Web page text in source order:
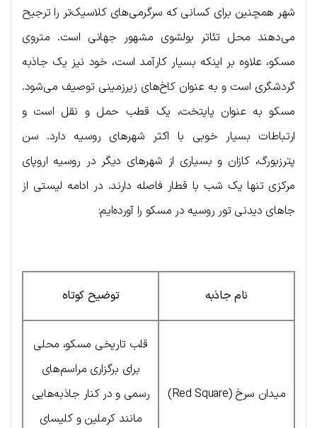
شهر همچنین برای کسانی که سرگرمی‌های کلاسیک‌تر را ترجیح
می‌دهند محل تئاتر بولشوی مشهور جهانی است. متروی
مسکو، علاوه بر اینکه بسیار کارآمد است، خود نیز یک جاذبه
گردشگری است و به عنوان کاخ‌های زیرزمینی توصیف می‌شود.
مسکو به عنوان پایتخت، یک قطب حمل و نقل است و
ارتباطات بسیار خوبی با اکثر شهرهای روسیه دارد. سن
پترزبورگ، کازان و بسیاری از شهرهای دیگر در روسیه اروپای
مرکزی تنها یک شب با قطار فاصله دارند. در ادامه لیستی از
جاهای دیدنی تور روسیه در مسکو را آورده‌ایم:
نام جاذبه توضیح کوتاه
میدان سرخ (Red Square)
قلب تاریخی مسکو، محلی
برای برگزاری مراسم‌های
رسمی و در کنار جاذبه‌هایی
مانند کرملین و کلیسای